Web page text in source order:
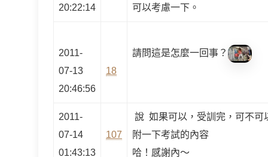
20:22:14
可以考慮一下。
2011-
07-13
20:46:56
18
請問這是怎麼一回事？
2011-
07-14
01:43:13
107
說 如果可以，受訓完，可不可
附一下考試的內容
哈！感謝內～